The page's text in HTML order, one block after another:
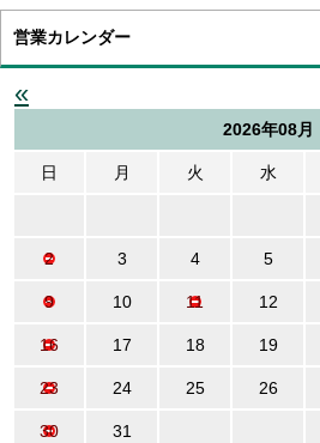
営業カレンダー
«
2026年08月
日 月 火 水
2 3 4 5
9 10 11 12
16 17 18 19
23 24 25 26
30 31